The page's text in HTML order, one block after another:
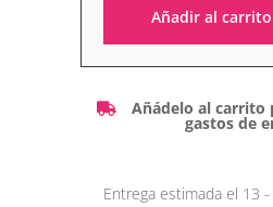
Añadir al carrito
Añádelo al carrito
gastos de
Entrega estimada el 13